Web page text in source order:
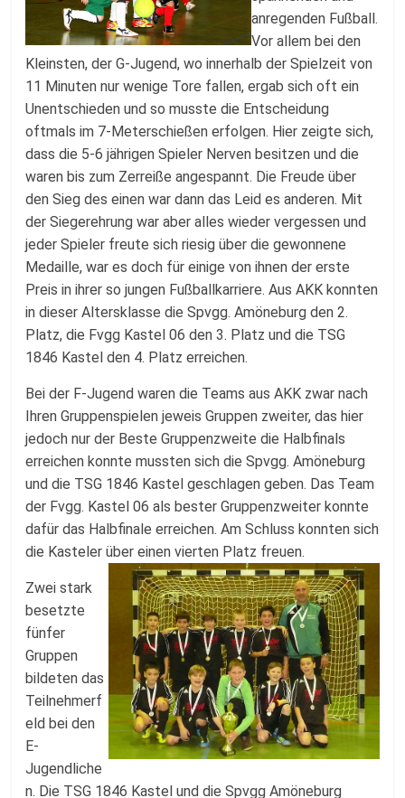
anregenden Fußball.
Vor allem bei den
Kleinsten, der G-Jugend, wo innerhalb der Spielzeit von
11 Minuten nur wenige Tore fallen, ergab sich oft ein
Unentschieden und so musste die Entscheidung
oftmals im 7-Meterschießen erfolgen. Hier zeigte sich,
dass die 5-6 jährigen Spieler Nerven besitzen und die
waren bis zum Zerreiße angespannt. Die Freude über
den Sieg des einen war dann das Leid es anderen. Mit
der Siegerehrung war aber alles wieder vergessen und
jeder Spieler freute sich riesig über die gewonnene
Medaille, war es doch für einige von ihnen der erste
Preis in ihrer so jungen Fußballkarriere. Aus AKK konnten
in dieser Altersklasse die Spvgg. Amöneburg den 2.
Platz, die Fvgg Kastel 06 den 3. Platz und die TSG
1846 Kastel den 4. Platz erreichen.
Bei der F-Jugend waren die Teams aus AKK zwar nach
Ihren Gruppenspielen jeweis Gruppen zweiter, das hier
jedoch nur der Beste Gruppenzweite die Halbfinals
erreichen konnte mussten sich die Spvgg. Amöneburg
und die TSG 1846 Kastel geschlagen geben. Das Team
der Fvgg. Kastel 06 als bester Gruppenzweiter konnte
dafür das Halbfinale erreichen. Am Schluss konnten sich
die Kasteler über einen vierten Platz freuen.
Zwei stark
besetzte
fünfer
Gruppen
bildeten das
Teilnehmerf
eld bei den
E-
Jugendliche
n. Die TSG 1846 Kastel und die Spvgg Amöneburg